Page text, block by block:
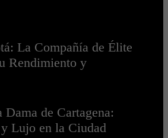
La Compañía de Élite
Rendimiento y
de Cartagena:
Lujo en la Ciudad